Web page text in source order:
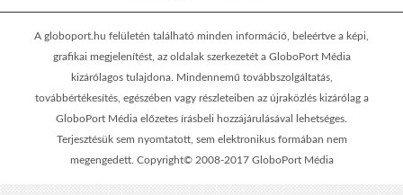
A globoport.hu felületén található minden információ, beleértve a képi,
grafikai megjelenítést, az oldalak szerkezetét a GloboPort Média
kizárólagos tulajdona. Mindennemű továbbszolgáltatás,
továbbértékesítés, egészében vagy részleteiben az újraközlés kizárólag a
GloboPort Média előzetes írásbeli hozzájárulásával lehetséges.
Terjesztésük sem nyomtatott, sem elektronikus formában nem
megengedett. Copyright© 2008-2017 GloboPort Média